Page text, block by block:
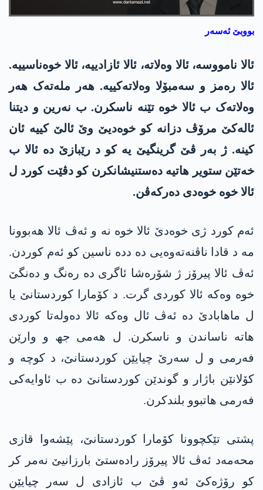
بووبێ ئەسەر
ئالا نامووسە، ئالا وەلاتە، ئالا ئازادییە، ئالا خوەناسییە.
ئالا رەمز و سەمبۆلا وەلاتەکییە. ھەر ملەتەک ھەر
وەلاتەک ب ئالا خوە تێنە ناسکرن. ب نەرین و دیتنا
ئالەکێ مرۆڤ دزانە کو خوەدیێ وێ ئالێ کییە ئان
کینە. ژ بەر ڤێ گرینگیێ یە کو د رێبازێ دە ئالا ب
خەتێن ستویر ھاتیە دەستنیشانکرن کو دڤێت کورد ل
ئالا خوە خوەدی دەرکەڤن.
ئەم کورد ژی خوەدێ ئالا خوە نە و ئەڤ ئالا ھەبوونا
مە د قادا ناڤنەتەوەیی دە ددە ناسین کو ئەم کوردن.
ئەڤ ئالا پیرۆز ژ شۆرەشا ئاگری دە رەنگ و دەنگێ
خوە وەکە ئالا کوردی گرت. د کۆمارا کوردستانێ یا
ل ماھابادێ دە ئەڤ ئال وەکە ئالا دەولەتا کوردی
ھاتە ناساندن و ناسکرن. ل ھەمی جھ و وارێن
فەرمی و ل سەرێ چیایێن کوردستانێ، د کوچە و
کۆلانێن باژار و گوندێن کوردستانێ دە ب ئاوایەکی
فەرمی ھاتبوو بلندکرن.
پشتی تێکچوونا کۆمارا کوردستانێ، پێشەوا قازی
محەمەد ئەڤ ئالا پیرۆز رادەستێ بارزانیێ نەمر کر
کو رۆژەکێ ئەو ڤێ ب ئازادی ل سەر چیایێن